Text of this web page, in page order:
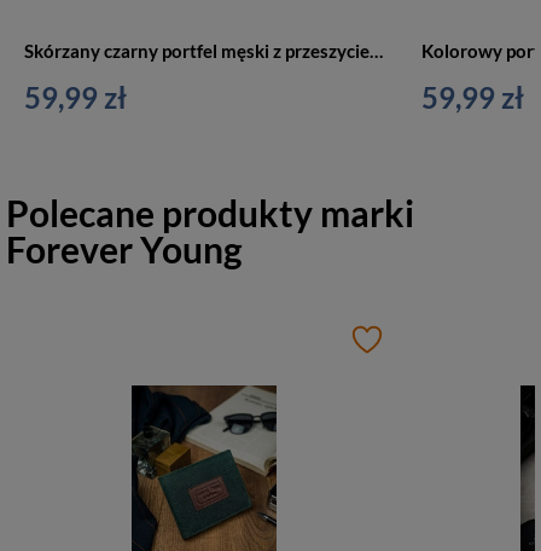
59,99 zł 59,99 zł
Polecane produkty marki
Forever Young